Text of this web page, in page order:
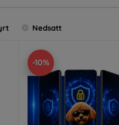
Nedsatt
-10%